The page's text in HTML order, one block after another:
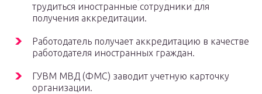
трудиться иностранные сотрудники для
получения аккредитации.
Работодатель получает аккредитацию в качестве
работодателя иностранных граждан.
ГУВМ МВД (ФМС) заводит учетную карточку
организации.